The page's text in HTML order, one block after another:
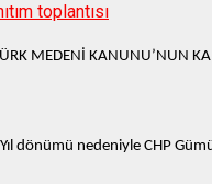
toplantısı
MEDENİ KANUNU’NUN
dönümü nedeniyle CHP